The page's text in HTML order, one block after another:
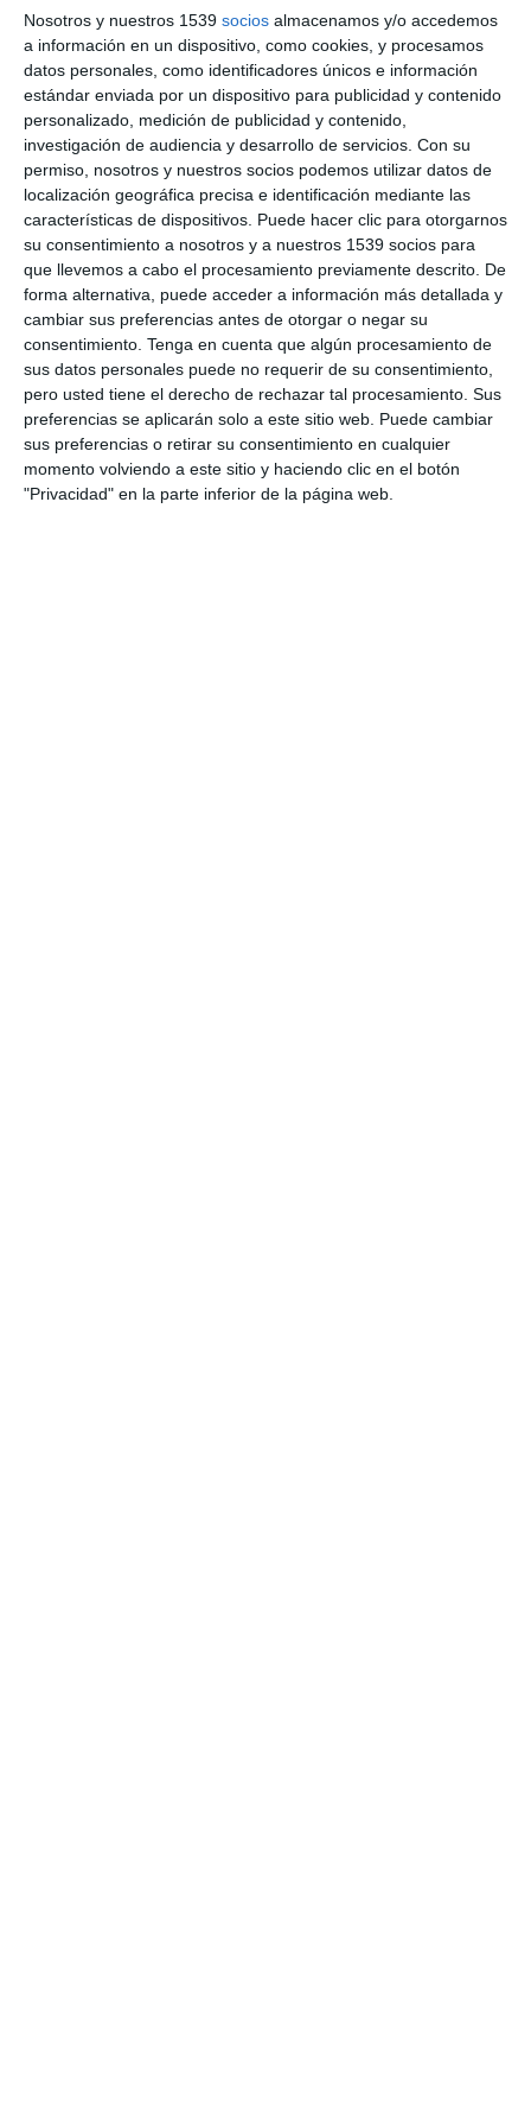
Nosotros y nuestros 1539 socios almacenamos y/o accedemos
a información en un dispositivo, como cookies, y procesamos
datos personales, como identificadores únicos e información
estándar enviada por un dispositivo para publicidad y contenido
personalizado, medición de publicidad y contenido,
investigación de audiencia y desarrollo de servicios. Con su
permiso, nosotros y nuestros socios podemos utilizar datos de
localización geográfica precisa e identificación mediante las
características de dispositivos. Puede hacer clic para otorgarnos
su consentimiento a nosotros y a nuestros 1539 socios para
que llevemos a cabo el procesamiento previamente descrito. De
forma alternativa, puede acceder a información más detallada y
cambiar sus preferencias antes de otorgar o negar su
consentimiento. Tenga en cuenta que algún procesamiento de
sus datos personales puede no requerir de su consentimiento,
pero usted tiene el derecho de rechazar tal procesamiento. Sus
preferencias se aplicarán solo a este sitio web. Puede cambiar
sus preferencias o retirar su consentimiento en cualquier
momento volviendo a este sitio y haciendo clic en el botón
"Privacidad" en la parte inferior de la página web.
MÁS INFO EN: https://www.nurparatodos.com.ar
Recuerda que con la suscripción aNPTMedia.tvparticipás de
los Zooms semanales en Patreon
------------------------------------------
GRUPO EN TELEGRAM:https://t.me/nurparatodos81
------------------------------------------
FORMAS DE COLABORAR:
------------------------------------------
• BIZUM: 673-134634
• PATREON:
https://www.patreon.com/nurparatodos
• MEMBRESIA YOUTUBE:
https://www.youtube.com/channel/
• PAYPAL:https://www.paypal.com/paypalme/nptmediatv
------------------------------------------
MIS TIENDAS:
------------------------------------------
• TEESPRING:https://nur-para-todos.creator-spring.com/
Por favor, inicia sesión para comentar
0COMENTARIOS